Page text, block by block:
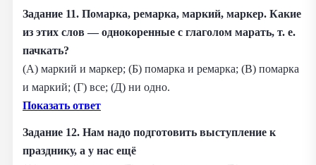
Задание 11. Помарка, ремарка, маркий, маркер. Какие
из этих слов — однокоренные с глаголом марать, т. е.
пачкать?
(А) маркий и маркер; (Б) помарка и ремарка; (В) помарка
и маркий; (Г) все; (Д) ни одно.
Показать ответ
Задание 12. Нам надо подготовить выступление к
празднику, а у нас ещё